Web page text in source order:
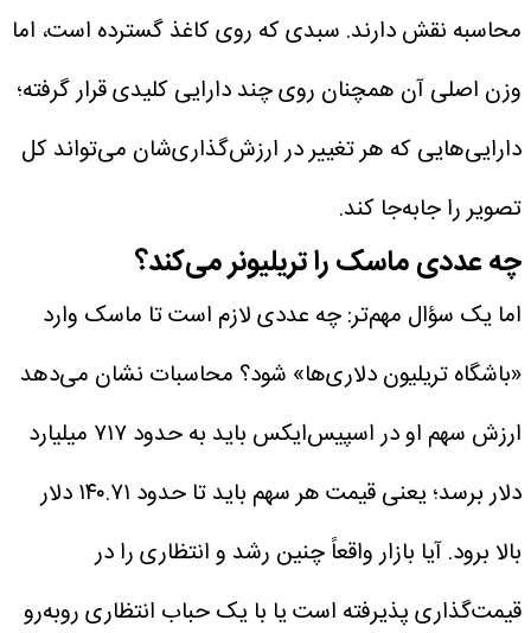
محاسبه نقش دارند. سبدی که روی کاغذ گسترده است، اما
وزن اصلی آن همچنان روی چند دارایی کلیدی قرار گرفته؛
دارایی‌هایی که هر تغییر در ارزش‌گذاری‌شان می‌تواند کل
تصویر را جابه‌جا کند.
چه عددی ماسک را تریلیونر می‌کند؟
اما یک سؤال مهم‌تر: چه عددی لازم است تا ماسک وارد
«باشگاه تریلیون دلاری‌ها» شود؟ محاسبات نشان می‌دهد
ارزش سهم او در اسپیس‌ایکس باید به حدود ۷۱۷ میلیارد
دلار برسد؛ یعنی قیمت هر سهم باید تا حدود ۱۴۰.۷۱ دلار
بالا برود.آیا بازار واقعاً چنین رشد و انتظاری را در
قیمت‌گذاری پذیرفته است یا با یک حباب انتظاری روبه‌رو